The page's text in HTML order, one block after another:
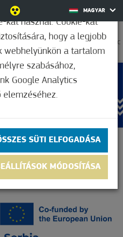
MAGYAR
25,0°C
kat használ. Cookie-kat
hogy a legjobb
webhelyünkön a tartalom
szabásához,
Google Analytics
SÜTI ELFOGADÁSA
MÓDOSÍTÁSA